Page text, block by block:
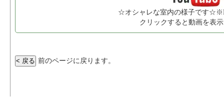
☆オシャレな室内の様子です
クリックすると動画を表
前のページに戻ります。